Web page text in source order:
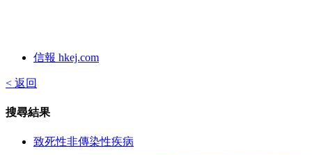
信報 hkej.com
< 返回
搜尋結果
致死性非傳染性疾病